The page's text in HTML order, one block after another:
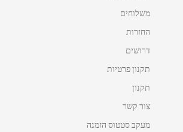
משלוחים
החזרות
דרושים
תקנון פרטיות
תקנון
צור קשר
מעקב סטטוס הזמנה